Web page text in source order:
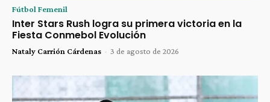
Fútbol Femenil
Inter Stars Rush logra su primera victoria en la
Fiesta Conmebol Evolución
Nataly Carrión Cárdenas - 3 de agosto de 2026